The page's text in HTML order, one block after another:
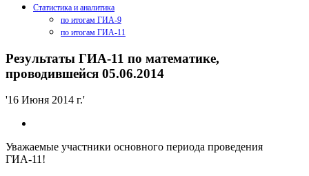
Статистика и аналитика
по итогам ГИА-9
по итогам ГИА-11
Результаты ГИА-11 по математике,
проводившейся 05.06.2014
'16 Июня 2014 г.'
Уважаемые участники основного периода проведения
ГИА-11!